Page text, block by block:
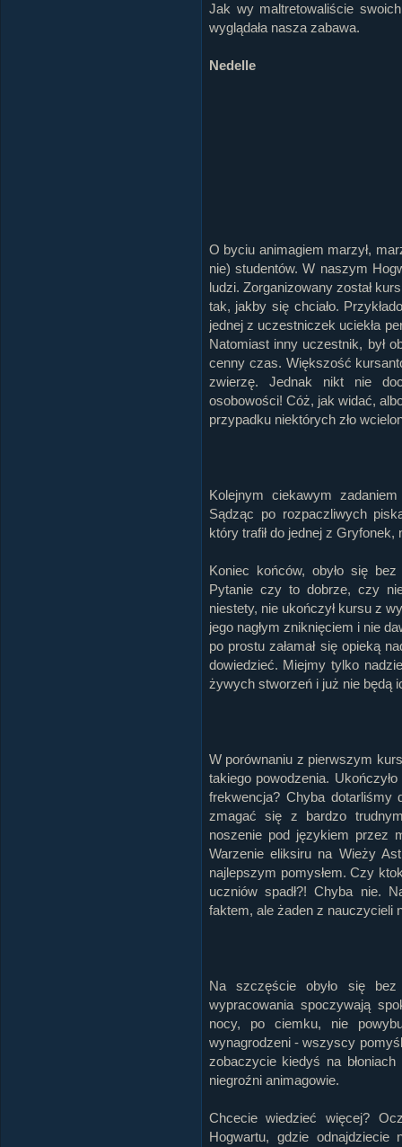
Jak wy maltretowaliście
wyglądała nasza zabawa.
Nedelle
O byciu animagiem marzył,
nie) studentów. W naszym
ludzi. Zorganizowany został
tak, jakby się chciało.
jednej z uczestniczek uciekła
Natomiast inny uczestnik, był
cenny czas. Większość
zwierzę. Jednak nikt nie
osobowości! Cóż, jak widać,
przypadku niektórych zło
Kolejnym ciekawym
Sądząc po rozpaczliwych
który trafił do jednej z Gryfonek,
Koniec końców, obyło się
Pytanie czy to dobrze, czy
niestety, nie ukończył kursu z
jego nagłym zniknięciem i nie
po prostu załamał się opieką
dowiedzieć. Miejmy tylko
żywych stworzeń i już nie będą
W porównaniu z pierwszym
takiego powodzenia.
frekwencja? Chyba dotarliśmy
zmagać się z bardzo
noszenie pod językiem przez
Warzenie eliksiru na Wieży
najlepszym pomysłem. Czy
uczniów spadł?! Chyba nie.
faktem, ale żaden z nauczycieli
Na szczęście obyło się
wypracowania spoczywają
nocy, po ciemku, nie
wynagrodzeni - wszyscy
zobaczycie kiedyś na
niegroźni animagowie.
Chcecie wiedzieć więcej?
Hogwartu, gdzie